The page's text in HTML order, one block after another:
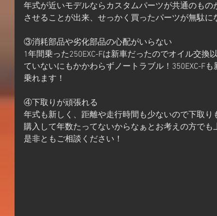
年式が近いモデルならカスタムパーツが共通のも
させることが出来、せっかく買ったパーツが無駄に
③消耗部品や劣化部品の心配がいらない
1年間乗った250EXC-Fは新車だったのでオイル交換
ていないにもかかわらずノートラブル！350EXC-F
乗れます！
④下取りが頑張れる
年式も新しく、距離や走行時間も少ないので下取り
購入して年数たってないからなぁとお考えの方で
是非ともご相談ください！